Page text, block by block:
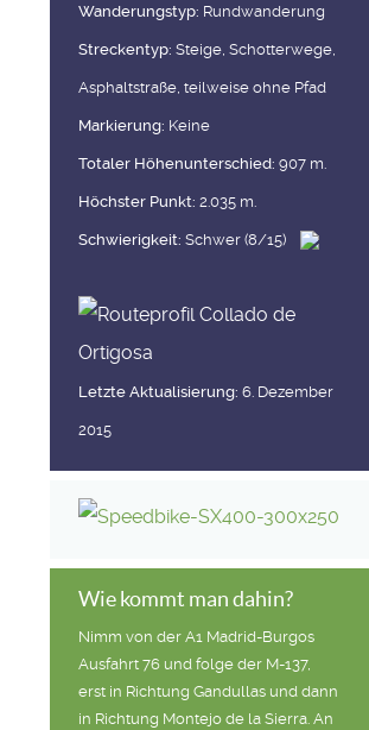
Wanderungstyp: Rundwanderung
Streckentyp: Steige, Schotterwege,
Asphaltstraße, teilweise ohne Pfad
Markierung: Keine
Totaler Höhenunterschied: 907 m.
Höchster Punkt: 2.035 m.
Schwierigkeit: Schwer (8/15)
Letzte Aktualisierung: 6. Dezember
2015
Wie kommt man dahin?
Nimm von der A1 Madrid-Burgos
Ausfahrt 76 und folge der M-137,
erst in Richtung Gandullas und dann
in Richtung Montejo de la Sierra. An